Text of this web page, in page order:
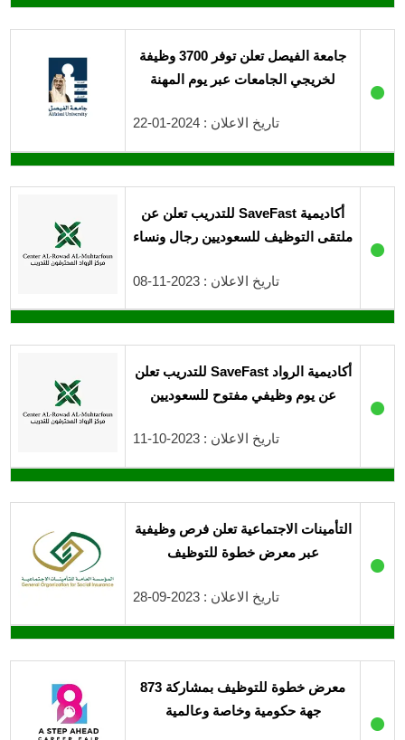
●
جامعة الفيصل تعلن توفر 3700 وظيفة
لخريجي الجامعات عبر يوم المهنة
تاريخ الاعلان : 2024-01-22
●
أكاديمية SaveFast للتدريب تعلن عن
ملتقى التوظيف للسعوديين رجال ونساء
تاريخ الاعلان : 2023-11-08
●
أكاديمية الرواد SaveFast للتدريب تعلن
عن يوم وظيفي مفتوح للسعوديين
تاريخ الاعلان : 2023-10-11
●
التأمينات الاجتماعية تعلن فرص وظيفية
عبر معرض خطوة للتوظيف
تاريخ الاعلان : 2023-09-28
●
معرض خطوة للتوظيف بمشاركة 873
جهة حكومية وخاصة وعالمية